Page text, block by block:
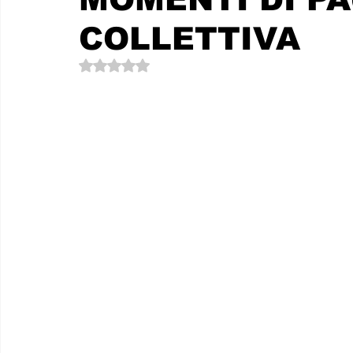
Le memorie di donna Prizzita. Un ro
COLLETTIVA
Valutazione NaN stelle su 5.